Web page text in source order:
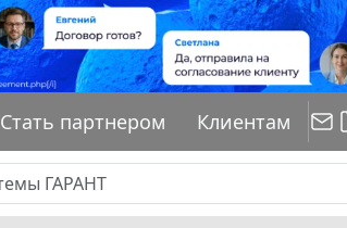
Стать партнером Клиентам